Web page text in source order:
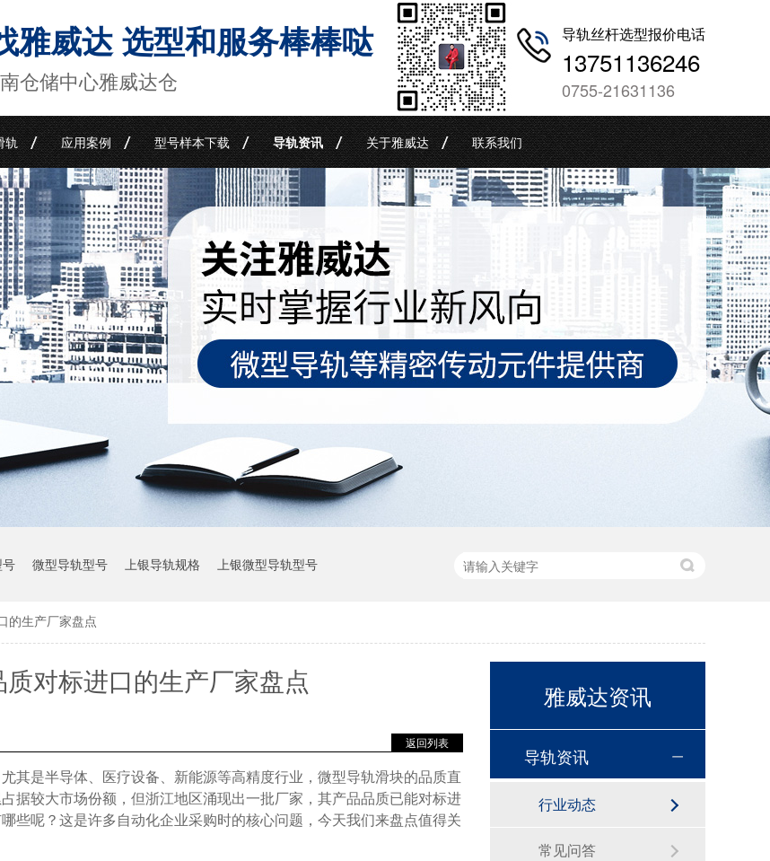
雅威达 选型和服务棒棒哒
仓储中心雅威达仓
导轨丝杆选型报价电话
13751136246
0755-21631136
轨 应用案例 型号样本下载 导轨资讯 关于雅威达 联系我们
微型导轨型号 上银导轨规格 上银微型导轨型号
的生产厂家盘点
对标进口的生产厂家盘点
返回列表
其是半导体、医疗设备、新能源等高精度行业，微型导轨滑块的品质直
据较大市场份额，但浙江地区涌现出一批厂家，其产品品质已能对标进
些呢？这是许多自动化企业采购时的核心问题，今天我们来盘点值得关
雅威达资讯
导轨资讯
行业动态
常见问答